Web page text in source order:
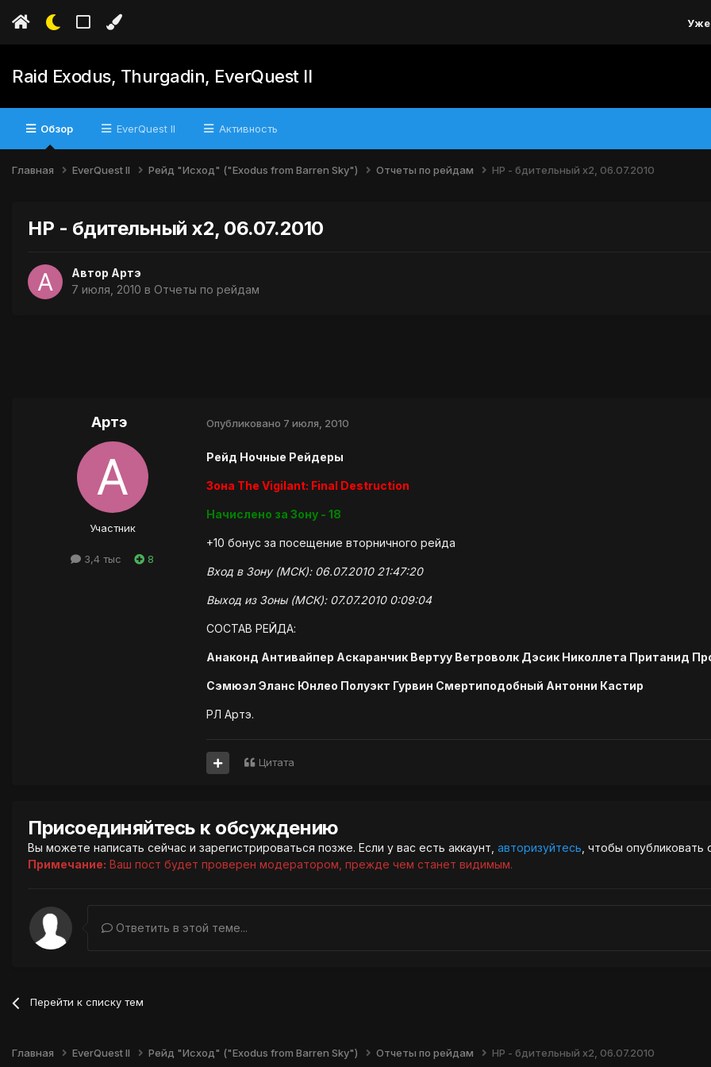
Уже
Raid Exodus, Thurgadin, EverQuest II
Обзор EverQuest II Активность
Главная EverQuest II Рейд "Исход" ("Exodus from Barren Sky") Отчеты по рейдам НР - бдительный х2, 06.07.2010
НР - бдительный х2, 06.07.2010
Автор Артэ
7 июля, 2010 в Отчеты по рейдам
Артэ
Участник
3,4 тыс 8
Опубликовано 7 июля, 2010
Рейд Ночные Рейдеры
Зона The Vigilant: Final Destruction
Начислено за Зону - 18
+10 бонус за посещение вторничного рейда
Вход в Зону (МСК): 06.07.2010 21:47:20
Выход из Зоны (МСК): 07.07.2010 0:09:04
СОСТАВ РЕЙДА:
Анаконд Антивайпер Аскаранчик Вертуу Ветроволк Дэсик Николлета Пританид
Сэмюэл Эланс Юнлео Полуэкт Гурвин Смертиподобный Антонни Кастир
РЛ Артэ.
Цитата
Присоединяйтесь к обсуждению
Вы можете написать сейчас и зарегистрироваться позже. Если у вас есть аккаунт, авторизуйтесь , чтобы опубликовать
Примечание: Ваш пост будет проверен модератором, прежде чем станет видимым.
Ответить в этой теме...
Перейти к списку тем
Главная EverQuest II Рейд "Исход" ("Exodus from Barren Sky") Отчеты по рейдам НР - бдительный х2, 06.07.2010